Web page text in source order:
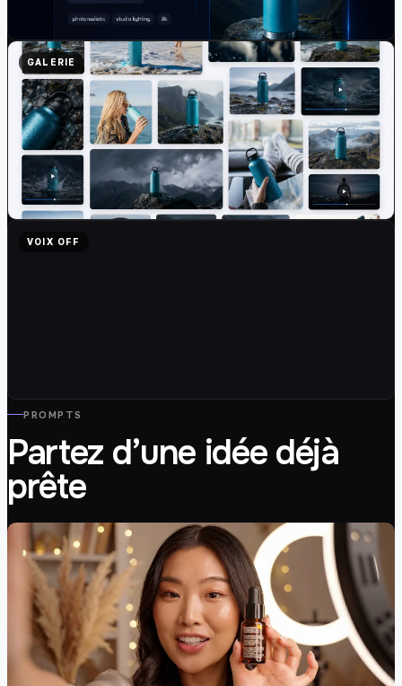
GALERIE
VOIX OFF
PROMPTS
Partez d’une idée déjà
prête